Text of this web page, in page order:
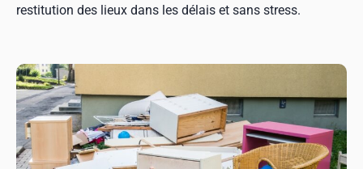
restitution des lieux dans les délais et sans stress.